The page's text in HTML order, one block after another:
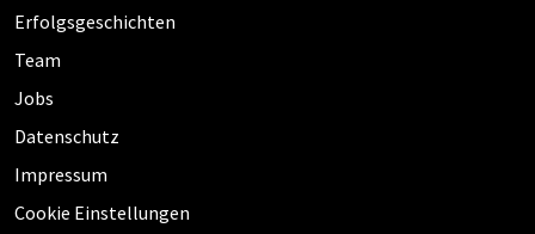
Erfolgsgeschichten
Team
Jobs
Datenschutz
Impressum
Cookie Einstellungen